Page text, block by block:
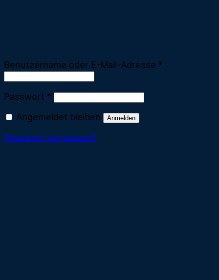
Benutzername oder E-Mail-Adresse *
Passwort * Erforderlich
Angemeldet bleiben
Anmelden
Passwort vergessen?